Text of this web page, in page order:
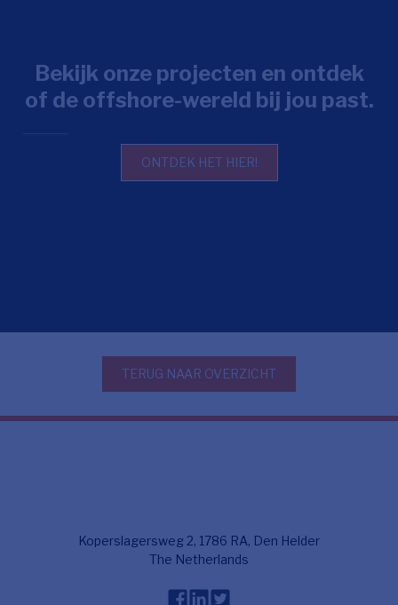
Bekijk onze projecten en ontdek
of de offshore-wereld bij jou past.
ONTDEK HET HIER!
TERUG NAAR OVERZICHT
Koperslagersweg 2, 1786 RA, Den Helder
The Netherlands